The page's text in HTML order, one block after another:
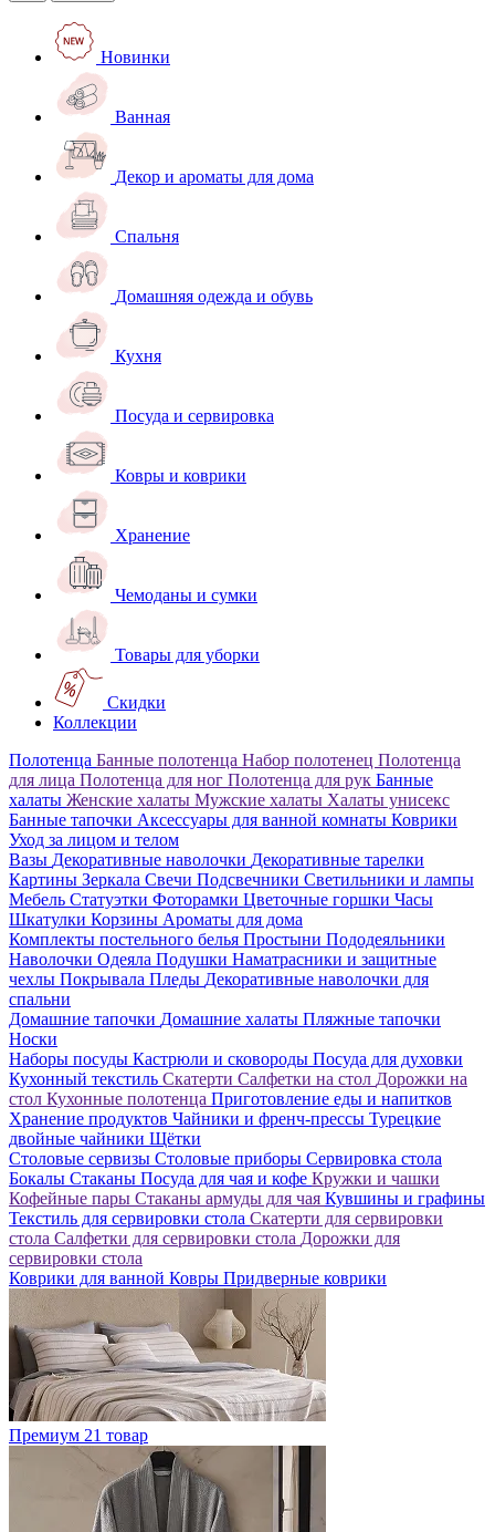
Новинки
Ванная
Декор и ароматы для дома
Спальня
Домашняя одежда и обувь
Кухня
Посуда и сервировка
Ковры и коврики
Хранение
Чемоданы и сумки
Товары для уборки
Скидки
Коллекции
Полотенца Банные полотенца Набор полотенец Полотенца
для лица Полотенца для ног Полотенца для рук Банные
халаты Женские халаты Мужские халаты Халаты унисекс
Банные тапочки Аксессуары для ванной комнаты Коврики
Уход за лицом и телом
Вазы Декоративные наволочки Декоративные тарелки
Картины Зеркала Свечи Подсвечники Светильники и лампы
Мебель Статуэтки Фоторамки Цветочные горшки Часы
Шкатулки Корзины Ароматы для дома
Комплекты постельного белья Простыни Пододеяльники
Наволочки Одеяла Подушки Наматрасники и защитные
чехлы Покрывала Пледы Декоративные наволочки для
спальни
Домашние тапочки Домашние халаты Пляжные тапочки
Носки
Наборы посуды Кастрюли и сковороды Посуда для духовки
Кухонный текстиль Скатерти Салфетки на стол Дорожки на
стол Кухонные полотенца Приготовление еды и напитков
Хранение продуктов Чайники и френч-прессы Турецкие
двойные чайники Щётки
Столовые сервизы Столовые приборы Сервировка стола
Бокалы Стаканы Посуда для чая и кофе Кружки и чашки
Кофейные пары Стаканы армуды для чая Кувшины и графины
Текстиль для сервировки стола Скатерти для сервировки
стола Салфетки для сервировки стола Дорожки для
сервировки стола
Коврики для ванной Ковры Придверные коврики
Премиум 21 товар